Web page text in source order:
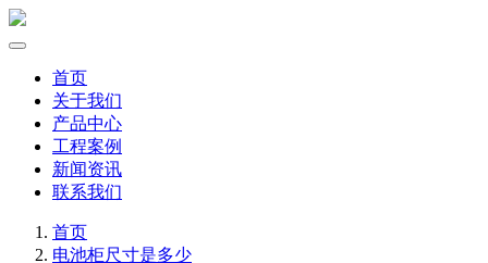
首页
关于我们
产品中心
工程案例
新闻资讯
联系我们
首页
电池柜尺寸是多少